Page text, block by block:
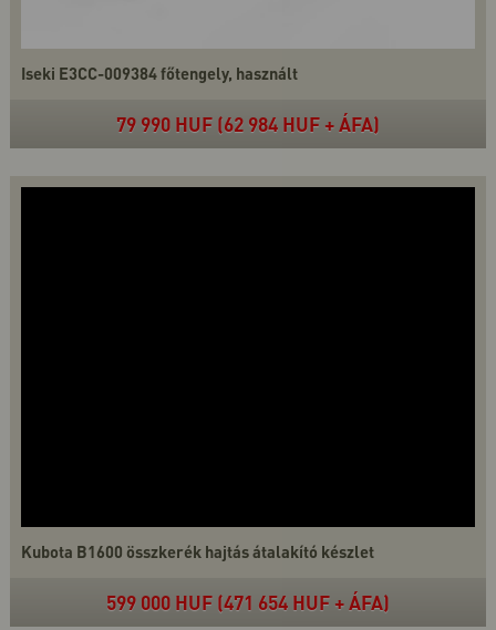
Iseki E3CC-009384 főtengely, használt
79 990 HUF (62 984 HUF + ÁFA)
Kubota B1600 összkerék hajtás átalakító készlet
599 000 HUF (471 654 HUF + ÁFA)